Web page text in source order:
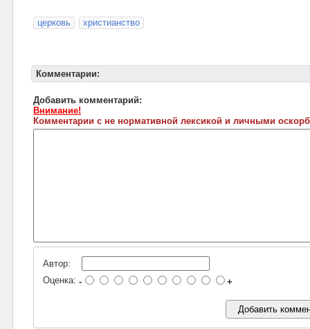
церковь христианство
Комментарии:
Добавить комментарий:
Внимание!
Комментарии с не нормативной лексикой и личными
Автор:
Оценка: - +